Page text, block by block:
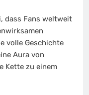
dass Fans weltweit
volle Geschichte
Aura von
Kette zu einem